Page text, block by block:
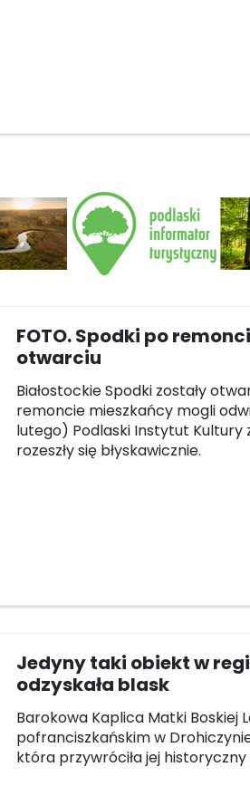
FOTO. Spodki po
otwarciu
Białostockie Spodki zostały
remoncie mieszkańcy mogli
lutego) Podlaski Instytut Kultury
rozeszły się błyskawicznie.
Jedyny taki obiekt w
odzyskała blask
Barokowa Kaplica Matki Boskiej
pofranciszkańskim w
która przywróciła jej